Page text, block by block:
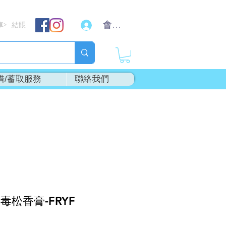
結賬 會員登入
/蓄取服務 聯絡我們
松香膏-FRYF